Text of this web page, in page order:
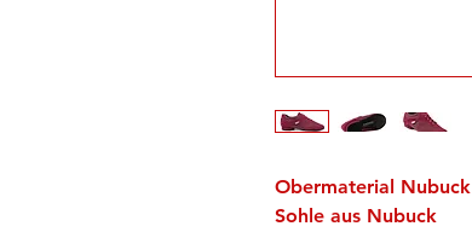
Obermaterial Nubuck
Sohle aus Nubuck